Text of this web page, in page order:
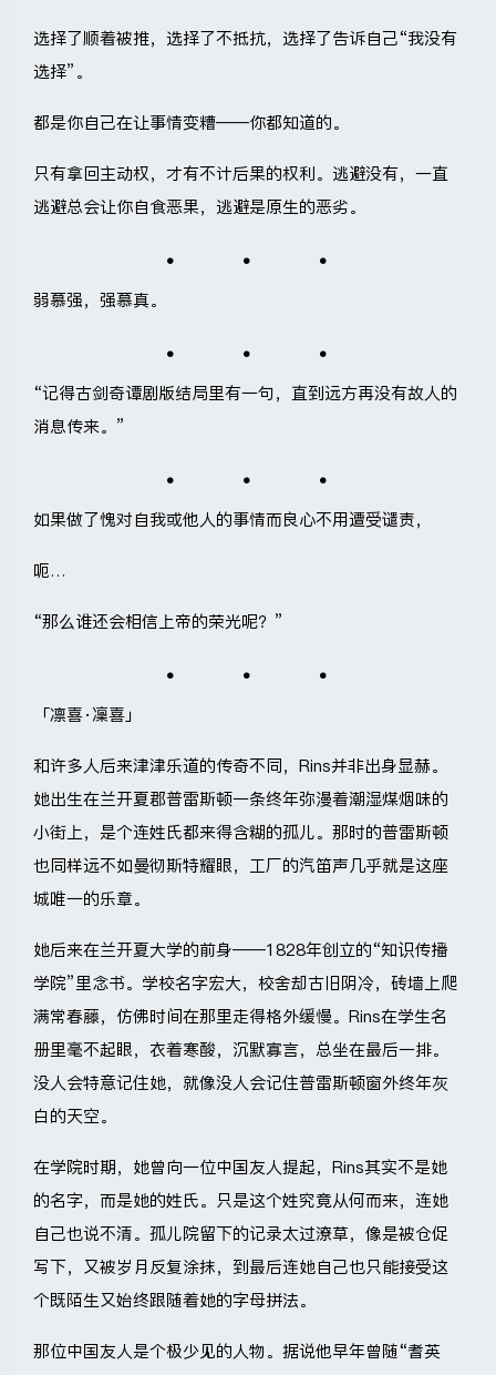
选择了顺着被推，选择了不抵抗，选择了告诉自己“我没有
选择”。
都是你自己在让事情变糟——你都知道的。
只有拿回主动权，才有不计后果的权利。逃避没有，一直
逃避总会让你自食恶果，逃避是原生的恶劣。
弱慕强，强慕真。
“记得古剑奇谭剧版结局里有一句，直到远方再没有故人的
消息传来。”
如果做了愧对自我或他人的事情而良心不用遭受谴责，
呃…
“那么谁还会相信上帝的荣光呢？”
「凛喜·凜喜」
和许多人后来津津乐道的传奇不同，Rins并非出身显赫。
她出生在兰开夏郡普雷斯顿一条终年弥漫着潮湿煤烟味的
小街上，是个连姓氏都来得含糊的孤儿。那时的普雷斯顿
也同样远不如曼彻斯特耀眼，工厂的汽笛声几乎就是这座
城唯一的乐章。
她后来在兰开夏大学的前身——1828年创立的“知识传播
学院”里念书。学校名字宏大，校舍却古旧阴冷，砖墙上爬
满常春藤，仿佛时间在那里走得格外缓慢。Rins在学生名
册里毫不起眼，衣着寒酸，沉默寡言，总坐在最后一排。
没人会特意记住她，就像没人会记住普雷斯顿窗外终年灰
白的天空。
在学院时期，她曾向一位中国友人提起，Rins其实不是她
的名字，而是她的姓氏。只是这个姓究竟从何而来，连她
自己也说不清。孤儿院留下的记录太过潦草，像是被仓促
写下，又被岁月反复涂抹，到最后连她自己也只能接受这
个既陌生又始终跟随着她的字母拼法。
那位中国友人是个极少见的人物。据说他早年曾随“耆英